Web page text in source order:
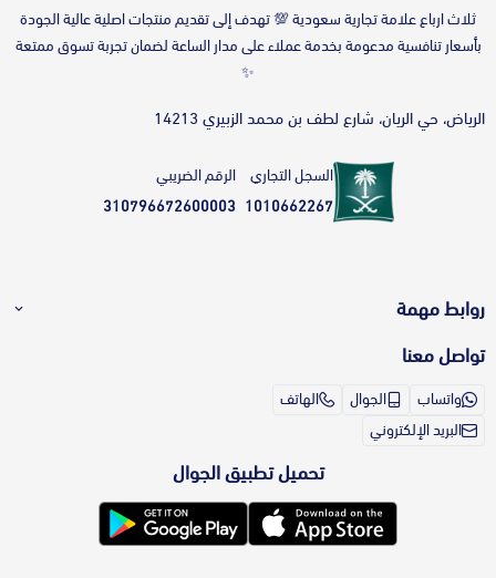
‎ثلاث ارباع علامة تجارية سعودية 💯 تهدف إلى تقديم منتجات اصلية عالية الجودة
بأسعار تنافسية مدعومة بخدمة عملاء على مدار الساعة لضمان تجربة تسوق ممتعة
✨
الرياض، حي الريان، شارع لطف بن محمد الزبيري 14213
السجل التجاري
1010662267
الرقم الضريبي
310796672600003
روابط مهمة
طريقة الطلب بالمتجر
طرق الدفع
أقساط بدون فوائد؟ تعرف أكثر على خدمة
سياسة الاستبدال والاسترجاع
برنامج التسويق بالعمولة
الشروط والأحكام
تواصل معنا
واتساب الجوال
الهاتف
البريد الإلكتروني
تحميل تطبيق الجوال